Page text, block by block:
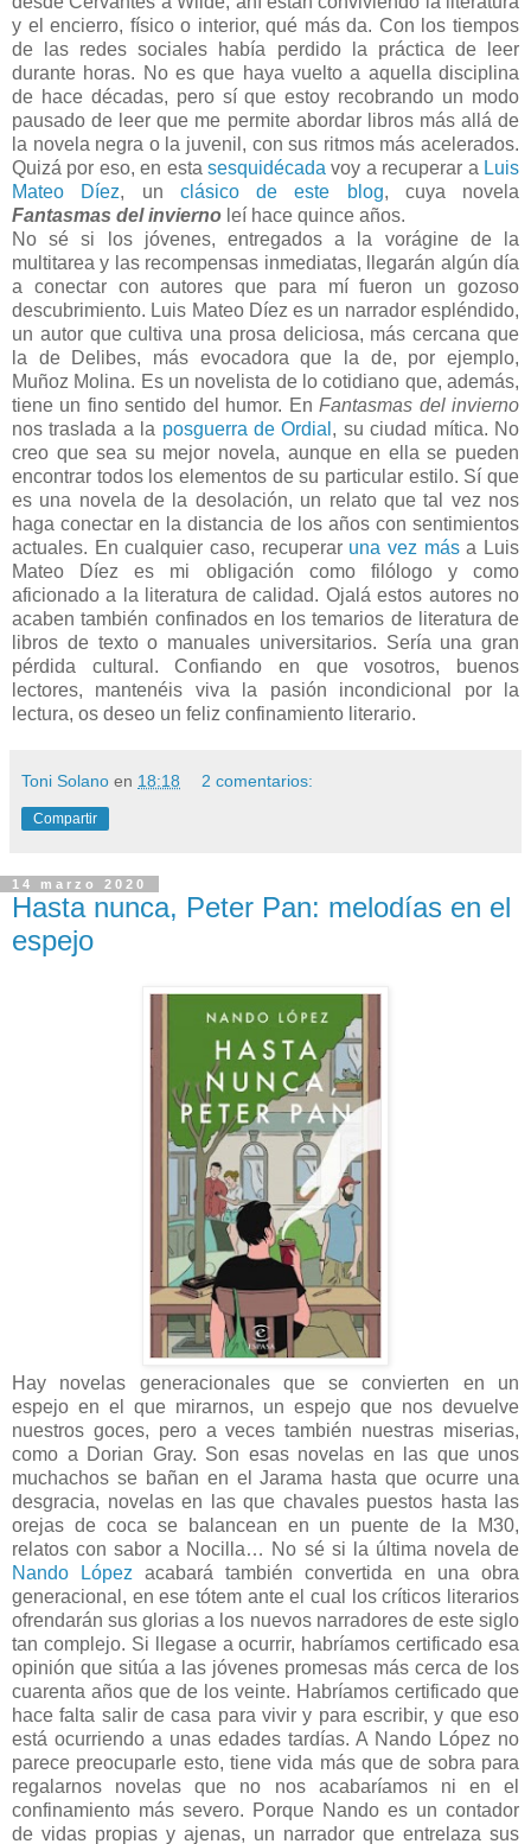
y el encierro, físico o interior, qué más da. Con los tiempos
de las redes sociales había perdido la práctica de leer
durante horas. No es que haya vuelto a aquella disciplina
de hace décadas, pero sí que estoy recobrando un modo
pausado de leer que me permite abordar libros más allá de
la novela negra o la juvenil, con sus ritmos más acelerados.
Quizá por eso, en esta sesquidécada voy a recuperar a Luis
Mateo Díez, un clásico de este blog, cuya novela
Fantasmas del invierno leí hace quince años.
No sé si los jóvenes, entregados a la vorágine de la
multitarea y las recompensas inmediatas, llegarán algún día
a conectar con autores que para mí fueron un gozoso
descubrimiento. Luis Mateo Díez es un narrador espléndido,
un autor que cultiva una prosa deliciosa, más cercana que
la de Delibes, más evocadora que la de, por ejemplo,
Muñoz Molina. Es un novelista de lo cotidiano que, además,
tiene un fino sentido del humor. EnFantasmas del invierno
nos traslada a la posguerra de Ordial , su ciudad mítica. No
creo que sea su mejor novela, aunque en ella se pueden
encontrar todos los elementos de su particular estilo. Sí que
es una novela de la desolación, un relato que tal vez nos
haga conectar en la distancia de los años con sentimientos
actuales. En cualquier caso, recuperar una vez mása Luis
Mateo Díez es mi obligación como filólogo y como
aficionado a la literatura de calidad. Ojalá estos autores no
acaben también confinados en los temarios de literatura de
libros de texto o manuales universitarios. Sería una gran
pérdida cultural. Confiando en que vosotros, buenos
lectores, mantenéis viva la pasión incondicional por la
lectura, os deseo un feliz confinamiento literario.
Toni Solano en 18:18 2 comentarios:
Compartir
14 marzo 2020
Hasta nunca, Peter Pan: melodías en el
espejo
Hay novelas generacionales que se convierten en un
espejo en el que mirarnos, un espejo que nos devuelve
nuestros goces, pero a veces también nuestras miserias,
como a Dorian Gray. Son esas novelas en las que unos
muchachos se bañan en el Jarama hasta que ocurre una
desgracia, novelas en las que chavales puestos hasta las
orejas de coca se balancean en un puente de la M30,
relatos con sabor a Nocilla… No sé si la última novela de
Nando López acabará también convertida en una obra
generacional, en ese tótem ante el cual los críticos literarios
ofrendarán sus glorias a los nuevos narradores de este siglo
tan complejo. Si llegase a ocurrir, habríamos certificado esa
opinión que sitúa a las jóvenes promesas más cerca de los
cuarenta años que de los veinte. Habríamos certificado que
hace falta salir de casa para vivir y para escribir, y que eso
está ocurriendo a unas edades tardías. A Nando López no
parece preocuparle esto, tiene vida más que de sobra para
regalarnos novelas que no nos acabaríamos ni en el
confinamiento más severo. Porque Nando es un contador
de vidas propias y ajenas, un narrador que entrelaza sus